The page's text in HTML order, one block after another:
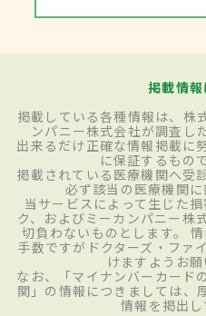
掲載情
掲載している各種情報は、株
ンパニー株式会社が調査し
出来るだけ正確な情報掲載に
に保証するもの
掲載されている医療機関へ受
必ず該当の医療機関に
当サービスによって生じた
ク、およびミーカンパニー株
切負わないものとします。
手数ですがドクターズ・ファ
けますようお願
なお、「マイナンバーカード
関」の情報につきましては、
情報を掲出し